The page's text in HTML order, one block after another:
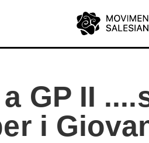
GP II
i